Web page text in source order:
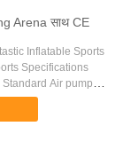
Arena साथ CE
Inflatable Sports
Specifications
Air pump&
Worldwide